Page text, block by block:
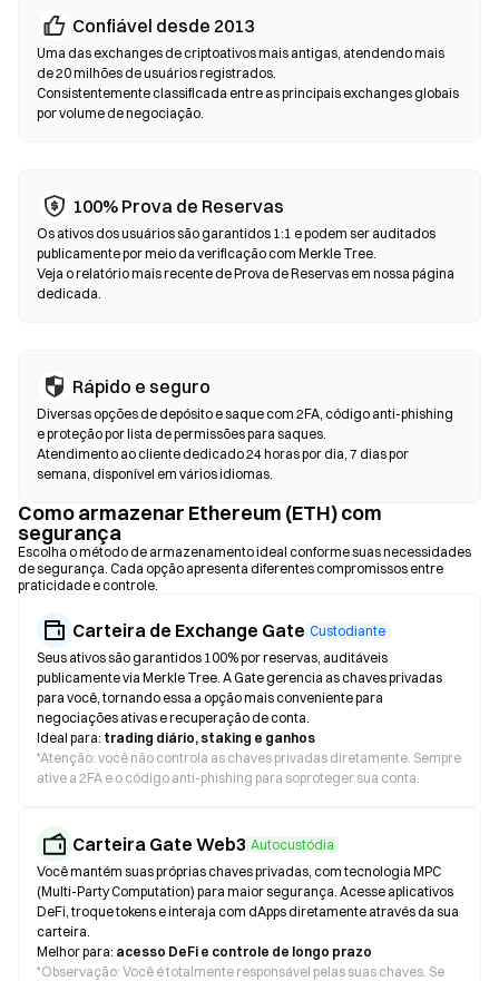
Exchanges Descentralizadas (DEXs)
Negocie peer-to-peer sem intermediários. As DEXs utilizam
contratos inteligentes para realizar trocas diretamente na
blockchain—não é necessário registro ou verificação de
identidade. Conecte uma carteira compatível, escolha o par de
podem variar em relação aos mercados centralizados devido à
profundidade de liquidez. A maior parte da atividade nas DEXs
acontece em blockchains compatíveis com EVM, como
Ethereum, BNB Chain e Polygon.
Confiável desde 2013
Uma das exchanges de criptoativos mais antigas, atendendo mais
de 20 milhões de usuários registrados.
Consistentemente classificada entre as principais exchanges globais
por volume de negociação.
100% Prova de Reservas
Os ativos dos usuários são garantidos 1:1 e podem ser auditados
publicamente por meio da verificação com Merkle Tree.
Veja o relatório mais recente de Prova de Reservas em nossa página
dedicada.
Rápido e seguro
Diversas opções de depósito e saque com 2FA, código anti-phishing
e proteção por lista de permissões para saques.
Atendimento ao cliente dedicado 24 horas por dia, 7 dias por
semana, disponível em vários idiomas.
Como armazenar Ethereum (ETH) com
segurança
Escolha o método de armazenamento ideal conforme suas necessidades
de segurança. Cada opção apresenta diferentes compromissos entre
praticidade e controle.
Carteira de Exchange Gate Custodiante
Seus ativos são garantidos 100% por reservas, auditáveis
publicamente via Merkle Tree. A Gate gerencia as chaves privadas
para você, tornando essa a opção mais conveniente para
negociações ativas e recuperação de conta.
Ideal para: trading diário, staking e ganhos
*Atenção: você não controla as chaves privadas diretamente. Sempre
ative a 2FA e o código anti-phishing para soproteger sua conta.
Carteira Gate Web3 Autocustódia
Você mantém suas próprias chaves privadas, com tecnologia MPC
(Multi-Party Computation) para maior segurança. Acesse aplicativos
DeFi, troque tokens e interaja com dApps diretamente através da sua
carteira.
Melhor para: acesso DeFi e controle de longo prazo
*Observação: Você é totalmente responsável pelas suas chaves. Se